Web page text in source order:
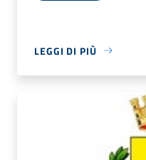
LEGGI DI PIÙ